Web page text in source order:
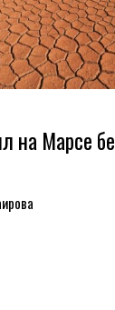
на Марсе